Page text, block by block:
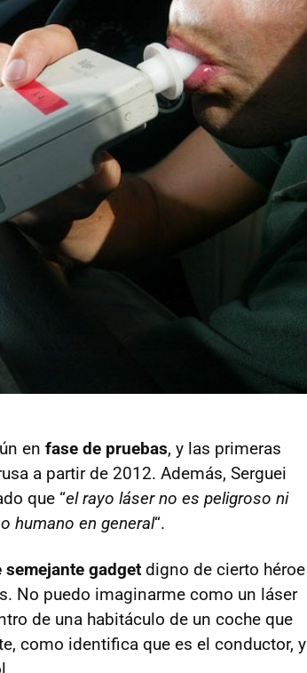
en fase de pruebas, y las primeras
a partir de 2012. Además, Serguei
que “el rayo láser no es peligroso ni
humano en general“.
gadget digno de cierto héroe
No puedo imaginarme como un láser
de una habitáculo de un coche que
como identifica que es el conductor, y